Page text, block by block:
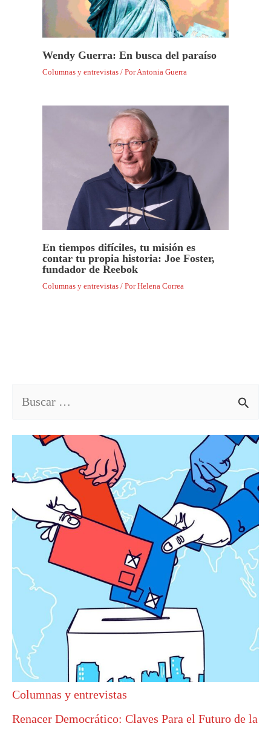
Wendy Guerra: En busca del paraíso
Columnas y entrevistas / PorAntonia Guerra
En tiempos difíciles, tu misión es
contar tu propia historia: Joe Foster,
fundador de Reebok
Columnas y entrevistas / PorHelena Correa
r
o
Columnas y entrevistas
Renacer Democrático: Claves Para el Futuro de la